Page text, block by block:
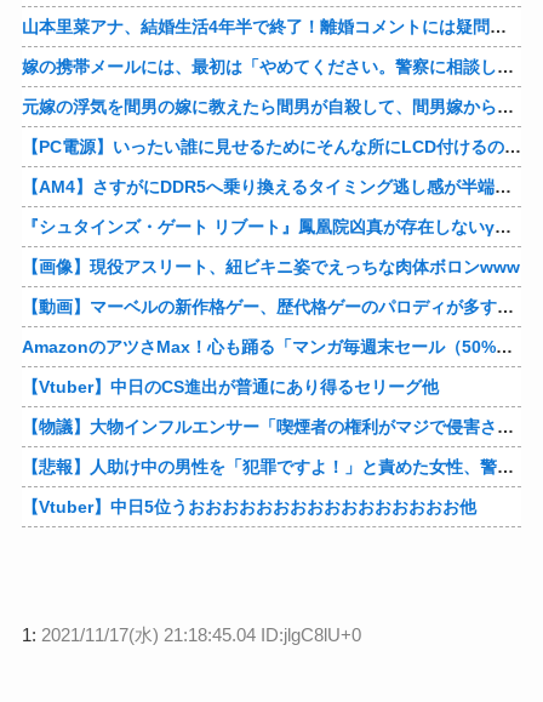
山本里菜アナ、結婚生活4年半で終了！離婚コメントには疑問の声
嫁の携帯メールには、最初は「やめてください。警察に相談します」とかだったけど、最近は「昨日もすごかった。間君のが中でビクピｋ（ｒｙ」とｗ しかも羽目鳥も満載だった！
元嫁の浮気を間男の嫁に教えたら間男が自殺して、間男嫁から感謝されつつ元嫁に『いつ死ぬの？』と笑顔で言われた衝撃
【PC電源】いったい誰に見せるためにそんな所にLCD付けるのかな
【AM4】さすがにDDR5へ乗り換えるタイミング逃し感が半端ない
『シュタインズ・ゲート リブート』鳳凰院凶真が存在しないγ（ガンマ）世界線が追加される
【画像】現役アスリート、紐ビキニ姿でえっちな肉体ボロンwww
【動画】マーベルの新作格ゲー、歴代格ゲーのパロディが多すぎて話題にwwwwwww
AmazonのアツさMax！心も踊る「マンガ毎週末セール（50%還元）」2日目襲来！他
【Vtuber】中日のCS進出が普通にあり得るセリーグ他
【物議】大物インフルエンサー「喫煙者の権利がマジで侵害されてる。いくら税金払ってるんだ」他
【悲報】人助け中の男性を「犯罪ですよ！」と責めた女性、警察が来た瞬間逃げる他
【Vtuber】中日5位うおおおおおおおおおおおおおおおお他
1: 2021/11/17(水) 21:18:45.04 ID:jlgC8lU+0